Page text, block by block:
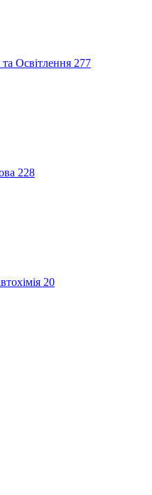
Освітлення 277
228
20